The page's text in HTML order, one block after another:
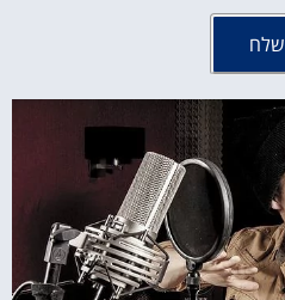
שלח